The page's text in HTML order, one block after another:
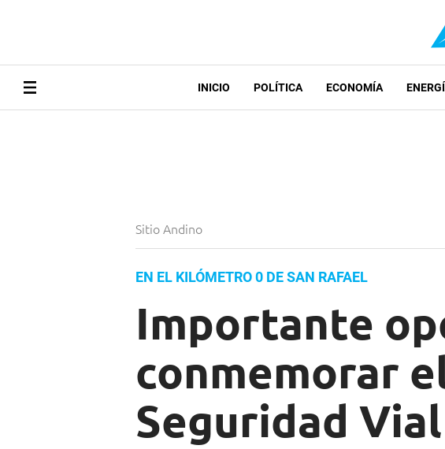
INICIO POLÍTICA ECONOMÍA
Sitio Andino
EN EL KILÓMETRO 0 DE SAN RAFAEL
Importante
conmemorar
Seguridad Vial